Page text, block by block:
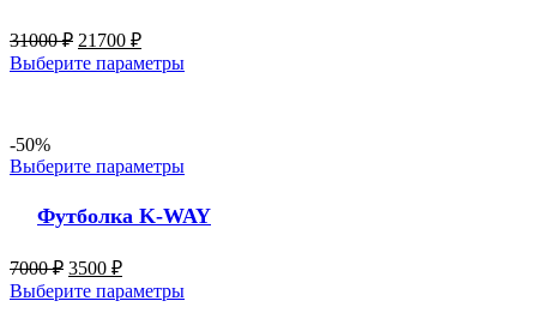
31000₽ 21700 ₽
Выберите параметры
-50%
Выберите параметры
Футболка K-WAY
7000₽ 3500 ₽
Выберите параметры